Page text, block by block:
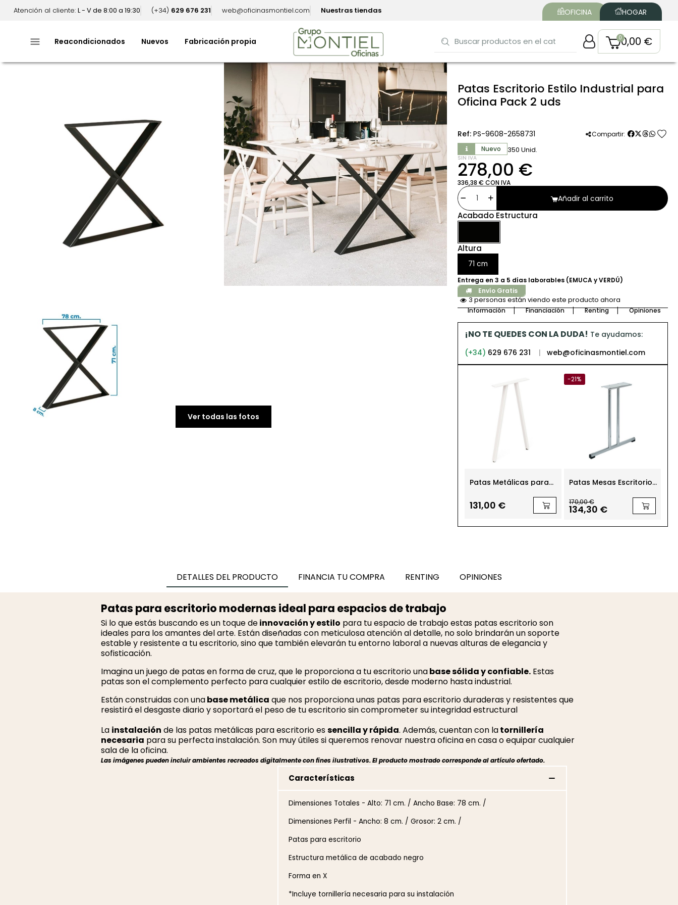
Atención al cliente: L - V de 8:00 a 19:30 (+34) 629 676 231 web@oficinasmontiel.com Nuestras tiendas OFICINA HOGAR
menu Reacondicionados Nuevos Fabricación propia 0,00 €
Ver todas las fotos
Patas Escritorio Estilo Industrial para
Oficina Pack 2 uds
Ref: PS-9608-2658731 Compartir: favorite
Nuevo 350 Unid.
SIN IVA
278,00 €
336,38 € CON IVA
Añadir al carrito
Acabado Estructura
Altura
71 cm
Entrega en 3 a 5 días laborables (EMUCA y VERDÚ)
Envío Gratis
2 personas están viendo este producto ahora
Información Financiación Renting Opiniones
¡NO TE QUEDES CON LA DUDA! Te ayudamos:
(+34) 629 676 231 | web@oficinasmontiel.com
Patas Metálicas para
131,00 €
-21%
Patas Mesas Escritorio
170,00 €
134,30 €
DETALLES DEL PRODUCTO FINANCIA TU COMPRA RENTING OPINIONES
Patas para escritorio modernas ideal para espacios de trabajo
Si lo que estás buscando es un toque deinnovación y estilo para tu espacio de trabajo estas patas escritorio son
ideales para los amantes del arte. Están diseñadas con meticulosa atención al detalle, no solo brindarán un soporte
estable y resistente a tu escritorio, sino que también elevarán tu entorno laboral a nuevas alturas de elegancia y
sofisticación.
Imagina un juego de patas en forma de cruz, que le proporciona a tu escritorio unabase sólida y confiable. Estas
patas son el complemento perfecto para cualquier estilo de escritorio, desde moderno hasta industrial.
Están construidas con unabase metálica que nos proporciona unas patas para escritorio duraderas y resistentes que
resistirá el desgaste diario y soportará el peso de tu escritorio sin comprometer su integridad estructural
La instalación de las patas metálicas para escritorio essencilla y rápida. Además, cuentan con latornillería
necesaria para su perfecta instalación. Son muy útiles si queremos renovar nuestra oficina en casa o equipar cualquier
sala de la oficina.
Las imágenes pueden incluir ambientes recreados digitalmente con fines ilustrativos. El producto mostrado corresponde al artículo ofertado.
Características
Dimensiones Totales - Alto: 71 cm. / Ancho Base: 78 cm. /
Dimensiones Perfil - Ancho: 8 cm. / Grosor: 2 cm. /
Patas para escritorio
Estructura metálica de acabado negro
Forma en X
*Incluye tornillería necesaria para su instalación